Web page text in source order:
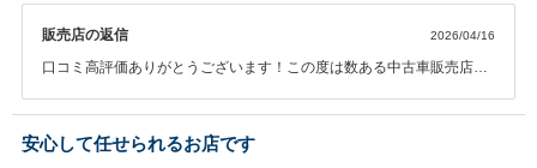
販売店の返信 2026/04/16
口コミ高評価ありがとうございます！この度は数ある中古車販売店の
安全運転で良いカーライフをお過ごしください(*^^*)今後ともお客様の
ご来店をスタッフ一同心よりお待ちしておりますので、お車の事でご
不明な点等ございましたらお気軽にお問い合わせくださいませ。
安心して任せられるお店です